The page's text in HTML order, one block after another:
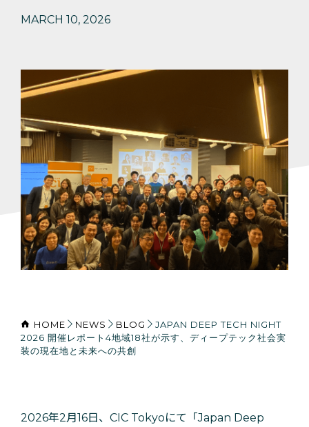
MARCH 10, 2026
HOME NEWS BLOG
JAPAN DEEP TECH NIGHT
2026 開催レポート4地域18社が示す、ディープテック社会実
装の現在地と未来への共創
2026年2月16日、CIC Tokyoにて「Japan Deep